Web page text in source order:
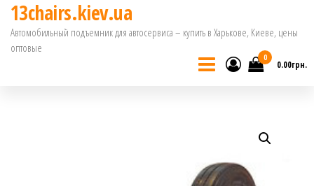
Перейти
13chairs.kiev.ua
Автомобильный подъемник для автосервиса – купить в Харькове, Киеве, цены
оптовые
0
0.00грн.